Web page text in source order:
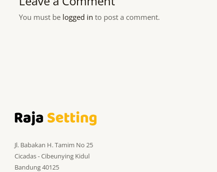
You must be logged in to post a comment.
Jl. Babakan H. Tamim No 25
Cicadas - Cibeunying Kidul
Bandung 40125